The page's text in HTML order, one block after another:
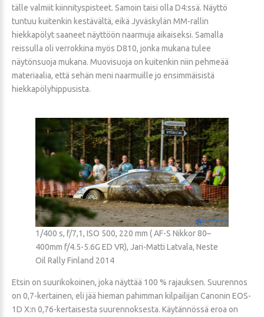
tälle valmiit kiinnityspisteet. Samoin taisi olla D4:ssä. Näyttö
tuntuu kuitenkin kestävältä, eikä Jyväskylän MM-rallin
hiekkapölyt saaneet näyttöön naarmuja aikaiseksi. Samalla
reissulla oli verrokkina myös D810, jonka mukana tulee
näytönsuoja mukana. Muovisuoja on kuitenkin niin pehmeää
materiaalia, että sehän meni naarmuille jo ensimmäisistä
hiekkapölyhippusista.
1/400 s, f/7,1, ISO 500, 220 mm ( AF-S Nikkor 80–
400mm f/4.5-5.6G ED VR), Jari-Matti Latvala, Neste
Oil Rally Finland 2014
Etsin on suurikokoinen, joka näyttää 100 % rajauksen. Suurennos
on 0,7-kertainen, eli jää hieman pahimman kilpailijan Canonin EOS-
1D X:n 0,76-kertaisesta suurennoksesta. Käytännössä eroa on